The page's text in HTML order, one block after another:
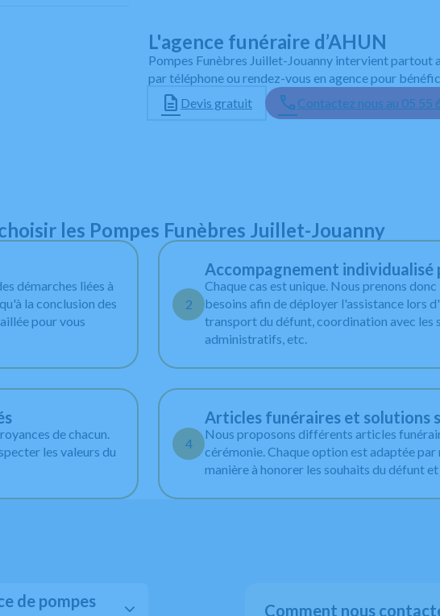
L'agence funéraire d’AHUN
Pompes Funèbres Juillet-Jouanny intervient partout
par téléphone ou rendez-vous en agence pour
Devis gratuit
Contactez nous au 05 55
les pompes funèbres
7j/7 y compris
les Pompes Funèbres Juillet-Jouanny
démarches liées à
la conclusion des
pour vous
2
Accompagnement
Chaque cas est unique. Nous prenons
besoins afin de déployer l'assistance lors
transport du défunt, coordination avec les
administratifs, etc.
de chacun.
les valeurs du
4
Articles funéraires et solutions
Nous proposons différents articles
cérémonie. Chaque option est adaptée
manière à honorer les souhaits du défunt
de pompes
Comment nous